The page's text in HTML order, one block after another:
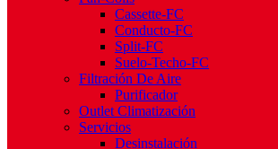
Cassette-FC
Conducto-FC
Split-FC
Suelo-Techo-FC
Filtración De Aire
Purificador
Outlet Climatización
Servicios
Desinstalación